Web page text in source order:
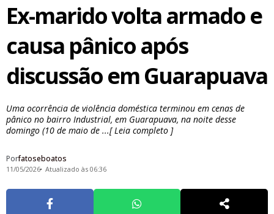
Ex-marido volta armado e
causa pânico após
discussão em Guarapuava
Uma ocorrência de violência doméstica terminou em cenas de
pânico no bairro Industrial, em Guarapuava, na noite desse
domingo (10 de maio de ...[ Leia completo ]
Porfatoseboatos
11/05/2026 Atualizado às 06:36